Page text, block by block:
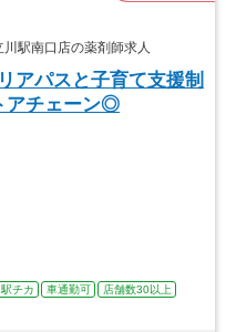
駅南口店の薬剤師求人
アパスと子育て支援制
アチェーン◎
駅チカ 車通勤可
店舗数30以上